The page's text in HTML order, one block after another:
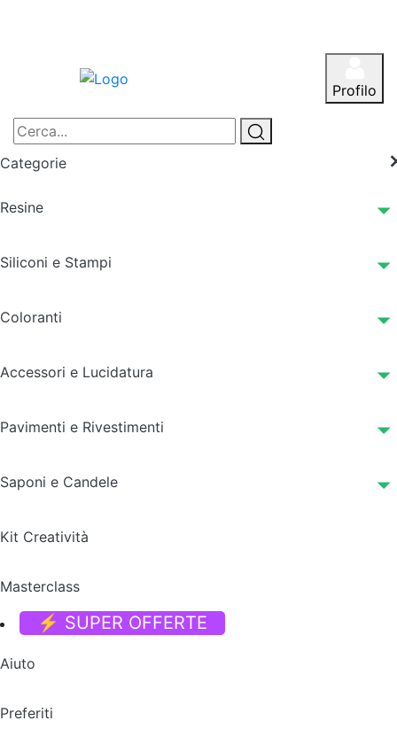
Profilo
Categorie
Resine
Siliconi e Stampi
Coloranti
Accessori e Lucidatura
Pavimenti e Rivestimenti
Saponi e Candele
Kit Creatività
Masterclass
⚡ SUPER OFFERTE
Aiuto
Preferiti